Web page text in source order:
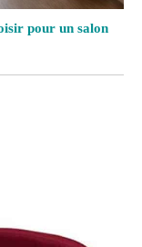
pour un salon